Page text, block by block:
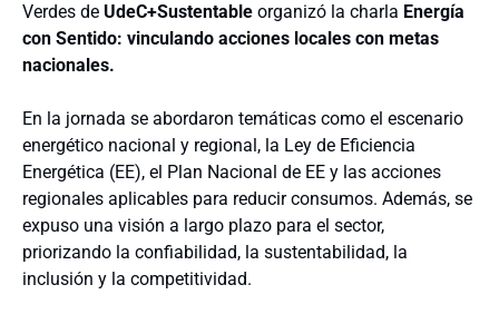
Verdes de UdeC+Sustentable organizó la charla Energía
con Sentido: vinculando acciones locales con metas
nacionales.
En la jornada se abordaron temáticas como el escenario
energético nacional y regional, la Ley de Eficiencia
Energética (EE), el Plan Nacional de EE y las acciones
regionales aplicables para reducir consumos. Además, se
expuso una visión a largo plazo para el sector,
priorizando la confiabilidad, la sustentabilidad, la
inclusión y la competitividad.